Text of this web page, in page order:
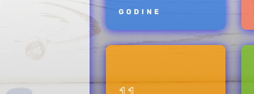
GODINE